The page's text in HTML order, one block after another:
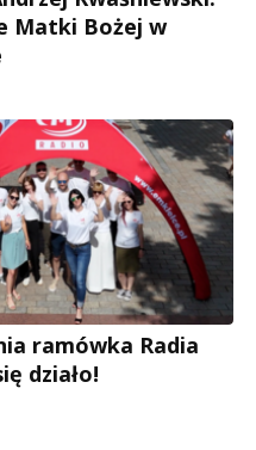
Matki Bożej w
ramówka Radia
działo!